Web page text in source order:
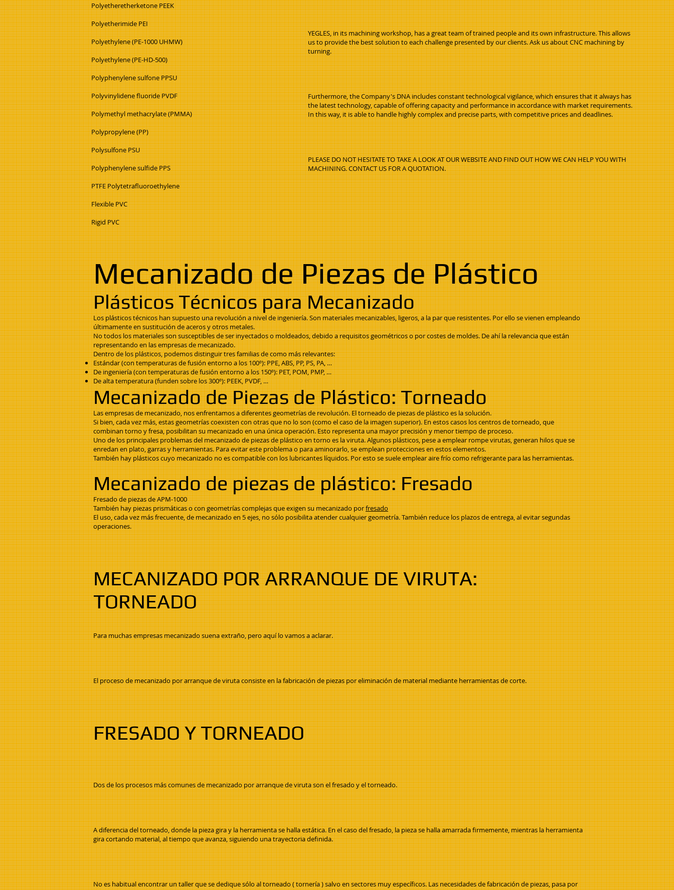
Polyetheretherketone PEEK
Polyetherimide PEI
Polyethylene (PE-1000 UHMW)
Polyethylene (PE-HD-500)
Polyphenylene sulfone PPSU
Polyvinylidene fluoride PVDF
Polymethyl methacrylate (PMMA)
Polypropylene (PP)
Polysulfone PSU
Polyphenylene sulfide PPS
PTFE Polytetrafluoroethylene
Flexible PVC
Rigid PVC
YEGLES, in its machining workshop, has a great team of trained people and its own infrastructure. This allows
us to provide the best solution to each challenge presented by our clients. Ask us about CNC machining by
turning.
Furthermore, the Company's DNA includes constant technological vigilance, which ensures that it always has
the latest technology, capable of offering capacity and performance in accordance with market requirements.
In this way, it is able to handle highly complex and precise parts, with competitive prices and deadlines.
PLEASE DO NOT HESITATE TO TAKE A LOOK AT OUR WEBSITE AND FIND OUT HOW WE CAN HELP YOU WITH
MACHINING. CONTACT US FOR A QUOTATION.
Mecanizado de Piezas de Plástico
Plásticos Técnicos para Mecanizado
Los plásticos técnicos han supuesto una revolución a nivel de ingeniería. Son materiales mecanizables, ligeros, a la par que resistentes. Por ello se vienen empleando
últimamente en sustitución de aceros y otros metales.
No todos los materiales son susceptibles de ser inyectados o moldeados, debido a requisitos geométricos o por costes de moldes. De ahí la relevancia que están
representando en las empresas de mecanizado.
Dentro de los plásticos, podemos distinguir tres familias de como más relevantes:
Estándar (con temperaturas de fusión entorno a los 100º): PPE, ABS, PP, PS, PA, …
De ingeniería (con temperaturas de fusión entorno a los 150º): PET, POM, PMP, …
De alta temperatura (funden sobre los 300º): PEEK, PVDF, …
Mecanizado de Piezas de Plástico: Torneado
Las empresas de mecanizado, nos enfrentamos a diferentes geometrías de revolución. El torneado de piezas de plástico es la solución.
Si bien, cada vez más, estas geometrías coexisten con otras que no lo son (como el caso de la imagen superior). En estos casos los centros de torneado, que
combinan torno y fresa, posibilitan su mecanizado en una única operación. Esto representa una mayor precisión y menor tiempo de proceso.
Uno de los principales problemas del mecanizado de piezas de plástico en torno es la viruta. Algunos plásticos, pese a emplear rompe virutas, generan hilos que se
enredan en plato, garras y herramientas. Para evitar este problema o para aminorarlo, se emplean protecciones en estos elementos.
También hay plásticos cuyo mecanizado no es compatible con los lubricantes líquidos. Por esto se suele emplear aire frío como refrigerante para las herramientas.
Mecanizado de piezas de plástico: Fresado
Fresado de piezas de APM-1000
También hay piezas prismáticas o con geometrías complejas que exigen su mecanizado porfresado
El uso, cada vez más frecuente, de mecanizado en 5 ejes, no sólo posibilita atender cualquier geometría. También reduce los plazos de entrega, al evitar segundas
operaciones.
MECANIZADO POR ARRANQUE DE VIRUTA:
TORNEADO
Para muchas empresas mecanizado suena extraño, pero aquí lo vamos a aclarar.
El proceso de mecanizado por arranque de viruta consiste en la fabricación de piezas por eliminación de material mediante herramientas de corte.
FRESADO Y TORNEADO
Dos de los procesos más comunes de mecanizado por arranque de viruta son el fresado y el torneado.
A diferencia del torneado, donde la pieza gira y la herramienta se halla estática. En el caso del fresado, la pieza se halla amarrada firmemente, mientras la herramienta
gira cortando material, al tiempo que avanza, siguiendo una trayectoria definida.
No es habitual encontrar un taller que se dedique sólo al torneado ( tornería ) salvo en sectores muy específicos. Las necesidades de fabricación de piezas, pasa por